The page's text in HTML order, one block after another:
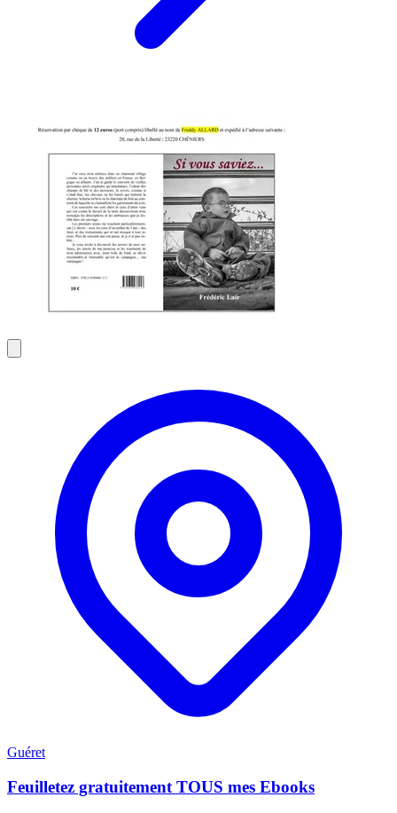
Guéret
Feuilletez gratuitement TOUS mes Ebooks